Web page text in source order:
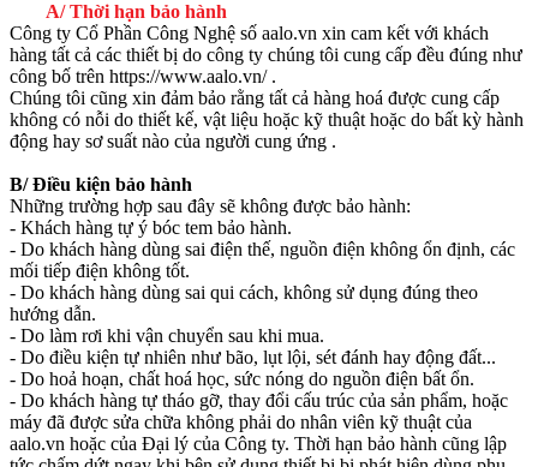
A/ Thời hạn bảo hành
Công ty Cổ Phần Công Nghệ số aalo.vn xin cam kết với khách
hàng tất cả các thiết bị do công ty chúng tôi cung cấp đều đúng như
công bố trên https://www.aalo.vn/ .
Chúng tôi cũng xin đảm bảo rằng tất cả hàng hoá được cung cấp
không có nỗi do thiết kế, vật liệu hoặc kỹ thuật hoặc do bất kỳ hành
động hay sơ suất nào của người cung ứng .
B/ Điều kiện bảo hành
Những trường hợp sau đây sẽ không được bảo hành:
- Khách hàng tự ý bóc tem bảo hành.
- Do khách hàng dùng sai điện thế, nguồn điện không ổn định, các
mối tiếp điện không tốt.
- Do khách hàng dùng sai qui cách, không sử dụng đúng theo
hướng dẫn.
- Do làm rơi khi vận chuyển sau khi mua.
- Do điều kiện tự nhiên như bão, lụt lội, sét đánh hay động đất...
- Do hoả hoạn, chất hoá học, sức nóng do nguồn điện bất ổn.
- Do khách hàng tự tháo gỡ, thay đổi cấu trúc của sản phẩm, hoặc
máy đã được sửa chữa không phải do nhân viên kỹ thuật của
aalo.vn hoặc của Đại lý của Công ty. Thời hạn bảo hành cũng lập